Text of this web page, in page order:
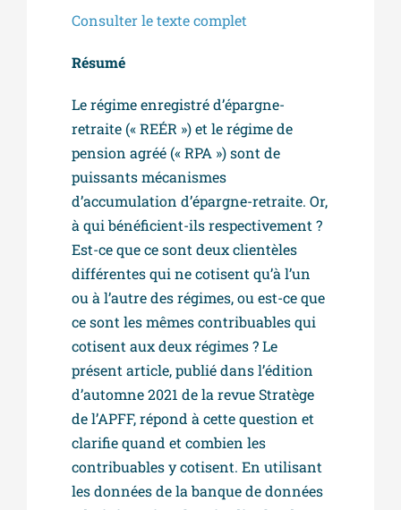
Consulter le texte complet
Résumé
Le régime enregistré d’épargne-
retraite (« REÉR ») et le régime de
pension agréé (« RPA ») sont de
puissants mécanismes
d’accumulation d’épargne-retraite. Or,
à qui bénéficient-ils respectivement ?
Est-ce que ce sont deux clientèles
différentes qui ne cotisent qu’à l’un
ou à l’autre des régimes, ou est-ce que
ce sont les mêmes contribuables qui
cotisent aux deux régimes ? Le
présent article, publié dans l’édition
d’automne 2021 de la revue Stratège
de l’APFF, répond à cette question et
clarifie quand et combien les
contribuables y cotisent. En utilisant
les données de la banque de données